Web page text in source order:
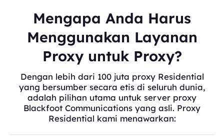
Mengapa Anda Harus
Menggunakan Layanan
Proxy untuk Proxy?
Dengan lebih dari 100 juta proxy Residential
yang bersumber secara etis di seluruh dunia,
adalah pilihan utama untuk server proxy
Blackfoot Communications yang asli. Proxy
Residential kami menawarkan: